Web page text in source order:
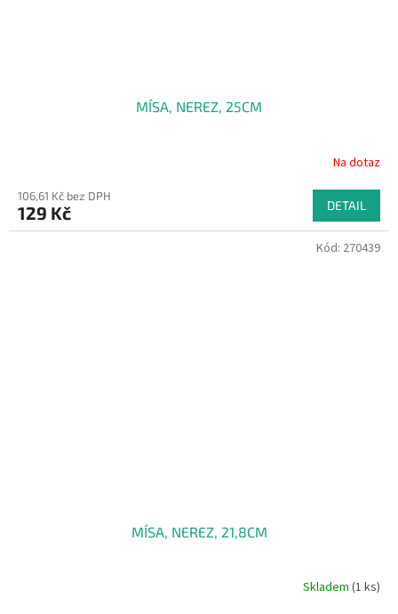
MÍSA, NEREZ, 25CM
Na dotaz
106,61 Kč bez DPH
129 Kč DETAIL
MÍSA, NEREZ, 21,8CM
Skladem (1 ks)
Kód: 270439